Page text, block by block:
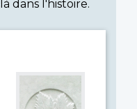
dans l'histoire.